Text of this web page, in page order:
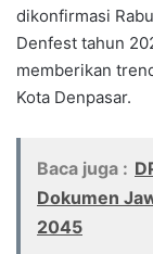
dikonfirmasi
Denfest tahun
memberikan
Kota Denpasar.
Baca juga :
Dokumen
2045